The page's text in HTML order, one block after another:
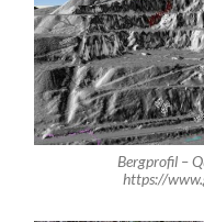
Bergprofil –
https://